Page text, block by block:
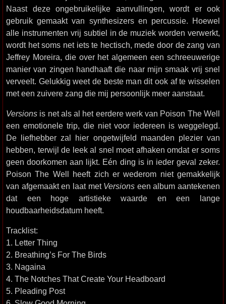
Naast deze ongebruikelijke aanvullingen, wordt er ook
gebruik gemaakt van synthesizers en percussie. Hoewel
alle instrumenten vrij subtiel in de muziek worden verwerkt,
wordt het soms net iets te hectisch, mede door de zang van
Jeffrey Moreira, die over het algemeen een schreeuwerige
manier van zingen handhaaft die naar mijn smaak vrij snel
verveelt. Gelukkig weet de beste man dit ook af te wisselen
met een zuivere zang die mij persoonlijk meer aanstaat.
Versions is net als al het eerdere werk van Poison The Well
een emotionele trip, die niet voor iedereen is weggelegd.
De liefhebber zal hier ongetwijfeld maanden plezier van
hebben, terwijl de leek al snel moet afhaken omdat er soms
geen doorkomen aan lijkt. Eén ding is in ieder geval zeker.
Poison The Well heeft zich er wederom niet gemakkelijk
van afgemaakt en laat met Versions een album aantekenen
dat een hoge artistieke waarde en een lange
houdbaarheidsdatum heeft.
Tracklist:
1. Letter Thing
2. Breathing’s For The Birds
3. Nagaina
4. The Notches That Create Your Headboard
5. Pleading Post